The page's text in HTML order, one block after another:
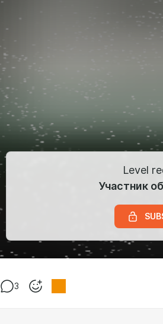
Level
Участник
3